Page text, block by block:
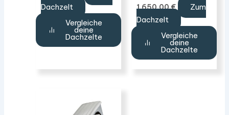
Dachzelt
Vergleiche
deine
Dachzelte
1.650,00€
Zum
Dachzelt
Vergleiche
deine
Dachzelte